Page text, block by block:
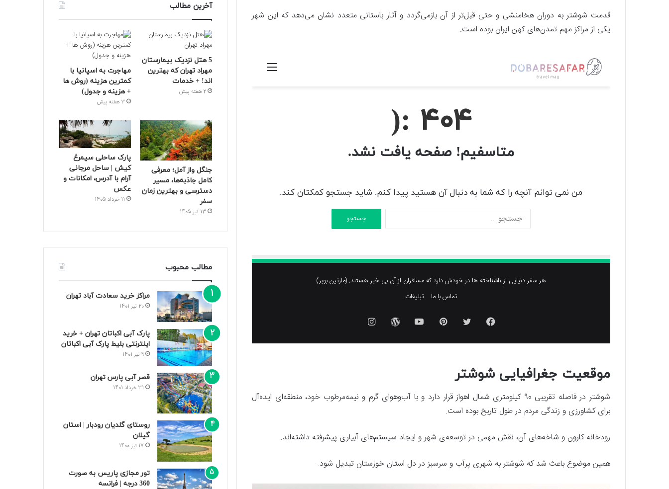
قدمت شوشتر به دوران هخامنشی و حتی قبل‌تر از آن بازمی‌گردد و آثار باستانی متعدد نشان می‌دهد که این شهر
یکی از مراکز مهم تمدن‌های کهن ایران بوده است.
موقعیت جغرافیایی شوشتر
شوشتر در فاصله تقریبی ۹۰ کیلومتری شمال اهواز قرار دارد و با آب‌وهوای گرم و نیمه‌مرطوب خود، منطقه‌ای ایده‌آل
برای کشاورزی و زندگی مردم در طول تاریخ بوده است.
رودخانه کارون و شاخه‌های آن، نقش مهمی در توسعه‌ی شهر و ایجاد سیستم‌های آبیاری پیشرفته داشته‌اند.
همین موضوع باعث شد که شوشتر به شهری پرآب و سرسبز در دل استان خوزستان تبدیل شود.
آخرین مطالب
5 هتل نزدیک بیمارستان
مهراد تهران که بهترین‌
اند! + خدمات
2 هفته پیش
مهاجرت به اسپانیا با
کمترین هزینه (روش ها
+ هزینه و جدول)
3 هفته پیش
جنگل واز آمل؛ معرفی
کامل جاذبه‌ها، مسیر
دسترسی و بهترین زمان
سفر
13 تیر 1405
پارک ساحلی سیمرغ
کیش | ساحل مرجانی
آرام با آدرس، امکانات و
عکس
11 خرداد 1405
مطالب محبوب
مراکز خرید سعادت‌ آباد تهران
20 تیر 1401
پارک آبی اکباتان تهران + خرید
اینترنتی بلیط پارک آبی اکباتان
9 تیر 1401
قصر آبی پارس تهران
31 خرداد 1401
روستای گلدیان رودبار | استان
گیلان
17 تیر 1400
تور مجازی پاریس به صورت
360 درجه | فرانسه